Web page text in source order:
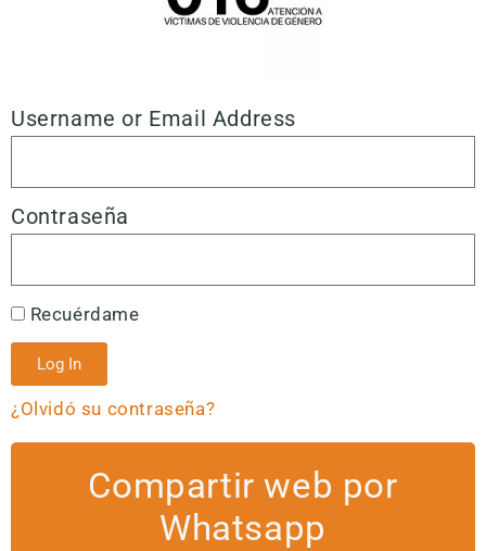
Username or Email Address
Contraseña
Recuérdame
Log In
¿Olvidó su contraseña?
Compartir web por
Whatsapp